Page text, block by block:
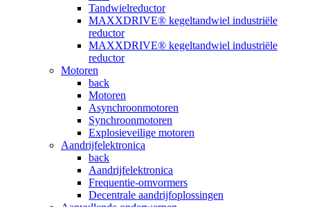
Tandwielreductor
MAXXDRIVE® kegeltandwiel industriële
reductor
MAXXDRIVE® kegeltandwiel industriële
reductor
Motoren
back
Motoren
Asynchroonmotoren
Synchroonmotoren
Explosieveilige motoren
Aandrijfelektronica
back
Aandrijfelektronica
Frequentie-omvormers
Decentrale aandrijfoplossingen